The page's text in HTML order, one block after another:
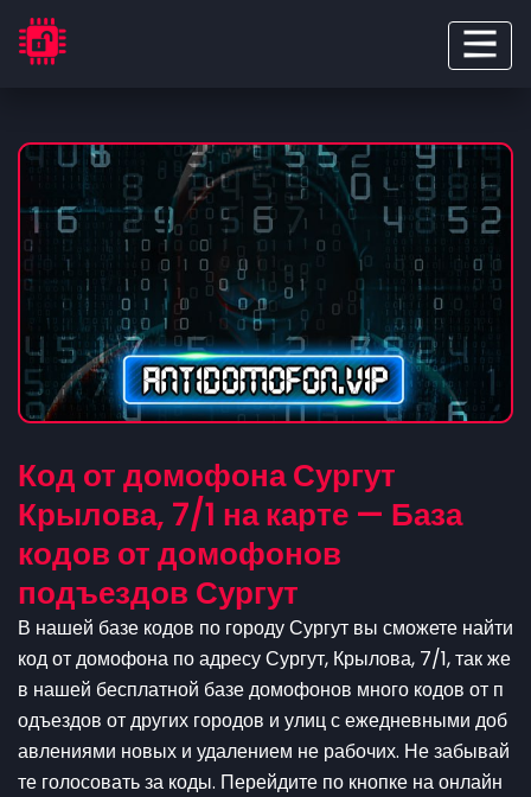
Код от домофона Сургут
Крылова, 7/1 на карте — База
кодов от домофонов
подъездов Сургут
В нашей базе кодов по городу Сургут вы сможете найти
код от домофона по адресу Сургут, Крылова, 7/1, так же
в нашей бесплатной базе домофонов много кодов от п
одъездов от других городов и улиц с ежедневными доб
авлениями новых и удалением не рабочих. Не забывай
те голосовать за коды. Перейдите по кнопке на онлайн